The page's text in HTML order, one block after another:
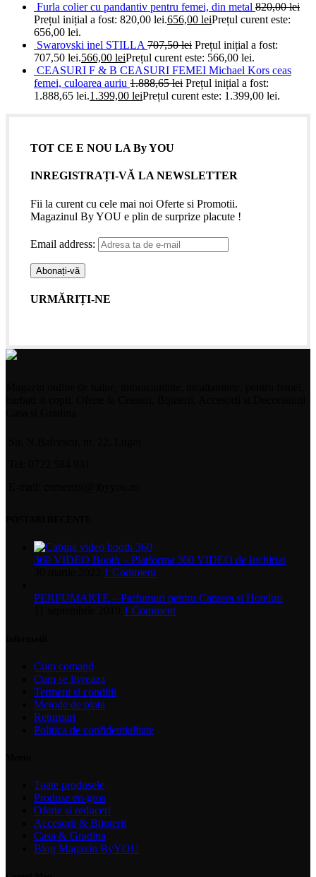
Furla colier cu pandantiv pentru femei, din metal 820,00lei
Prețul inițial a fost: 820,00 lei.656,00 leiPrețul curent este:
656,00 lei.
Swarovski inel STILLA 707,50lei Prețul inițial a fost:
707,50 lei.566,00 leiPrețul curent este: 566,00 lei.
CEASURI F & B CEASURI FEMEI Michael Kors ceas
femei, culoarea auriu 1.888,65lei Prețul inițial a fost:
1.888,65 lei.1.399,00 leiPrețul curent este: 1.399,00 lei.
TOT CE E NOU LA By YOU
INREGISTRAȚI-VĂ LA NEWSLETTER
Fii la curent cu cele mai noi Oferte si Promotii.
Magazinul By YOU e plin de surprize placute !
Email address:
URMĂRIȚI-NE
360 VIDEO Booth – Platforma 360 VIDEO de Inchiriat
1 Comment
PERFUMARTE – Parfumuri pentru Camera si Hoteluri
1 Comment
Cum comand
Cum se livreaza
Termeni si conditii
Metode de plata
Returnari
Politica de confidentialitate
Toate produsele
Produse en-gros
Oferte si reduceri
Accesorii & Bijuterii
Casa & Gradina
Blog Magazin ByYOU